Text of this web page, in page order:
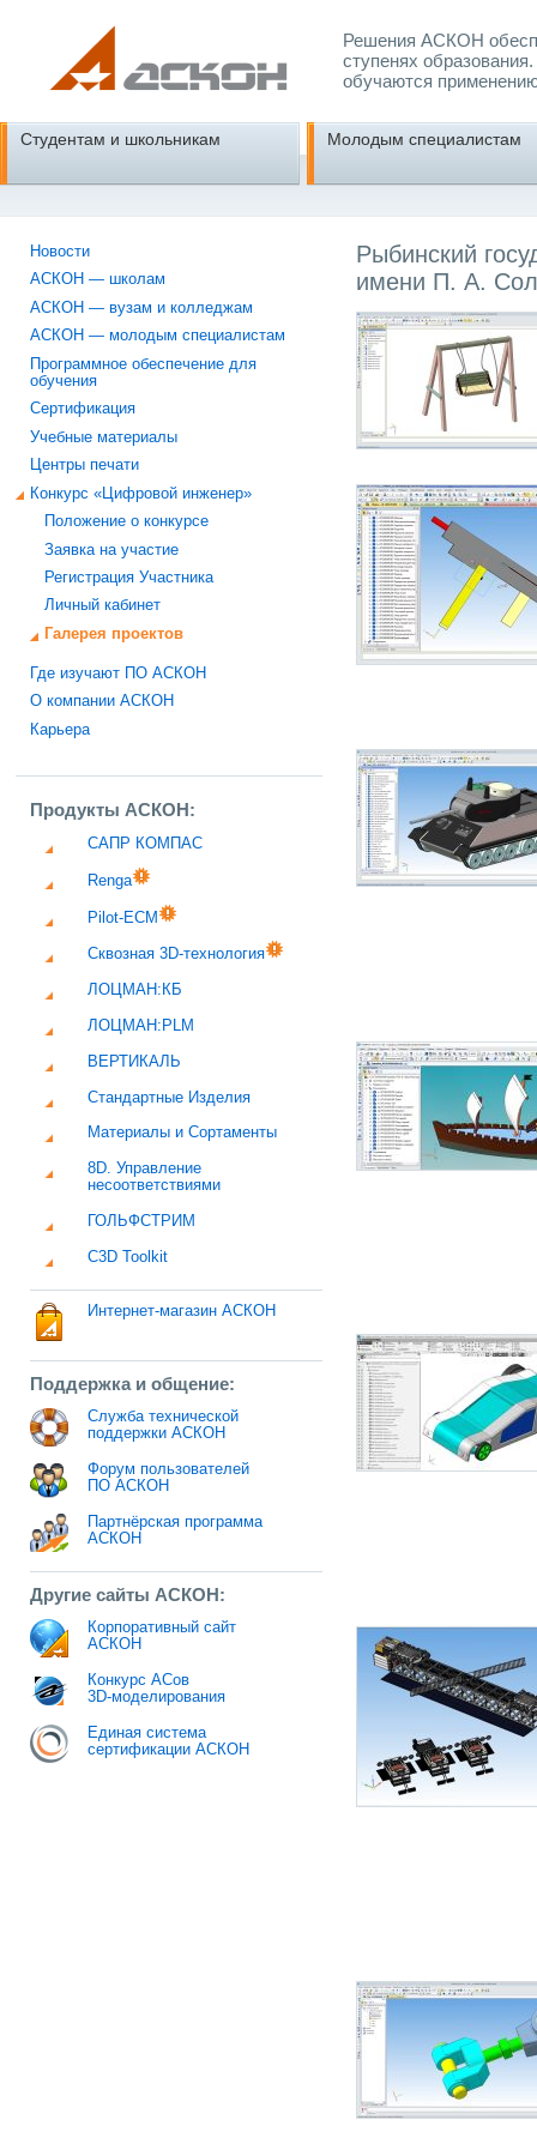
Решения АСКОН
ступенях
обучаются
Студентам и школьникам Молодым специалистам
Новости
АСКОН — школам
АСКОН — вузам и колледжам
АСКОН — молодым специалистам
Программное обеспечение для
обучения
Сертификация
Учебные материалы
Центры печати
Конкурс «Цифровой инженер»
Положение о конкурсе
Заявка на участие
Регистрация Участника
Личный кабинет
Галерея проектов
Где изучают ПО АСКОН
О компании АСКОН
Карьера
Продукты АСКОН:
САПР КОМПАС
Renga
Pilot-ECM
Сквозная 3D-технология
ЛОЦМАН:КБ
ЛОЦМАН:PLM
ВЕРТИКАЛЬ
Стандартные Изделия
Материалы и Сортаменты
8D. Управление
несоответствиями
ГОЛЬФСТРИМ
C3D Toolkit
Интернет-магазин АСКОН
Поддержка и общение:
Служба технической
поддержки АСКОН
Форум пользователей
ПО АСКОН
Партнёрская программа
АСКОН
Другие сайты АСКОН:
Корпоративный сайт
АСКОН
Конкурс АСов
3D-моделирования
Единая система
сертификации АСКОН
Рыбинский
имени П. А.